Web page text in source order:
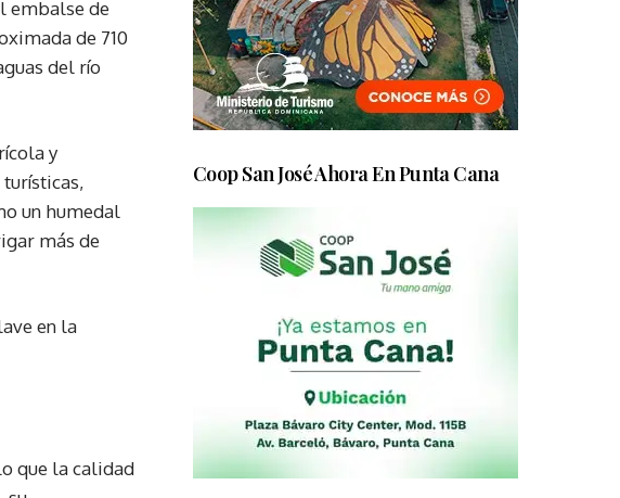
embalse de
de 710
del río
y
un humedal
más de
en la
que la calidad
Coop San José Ahora En Punta Cana